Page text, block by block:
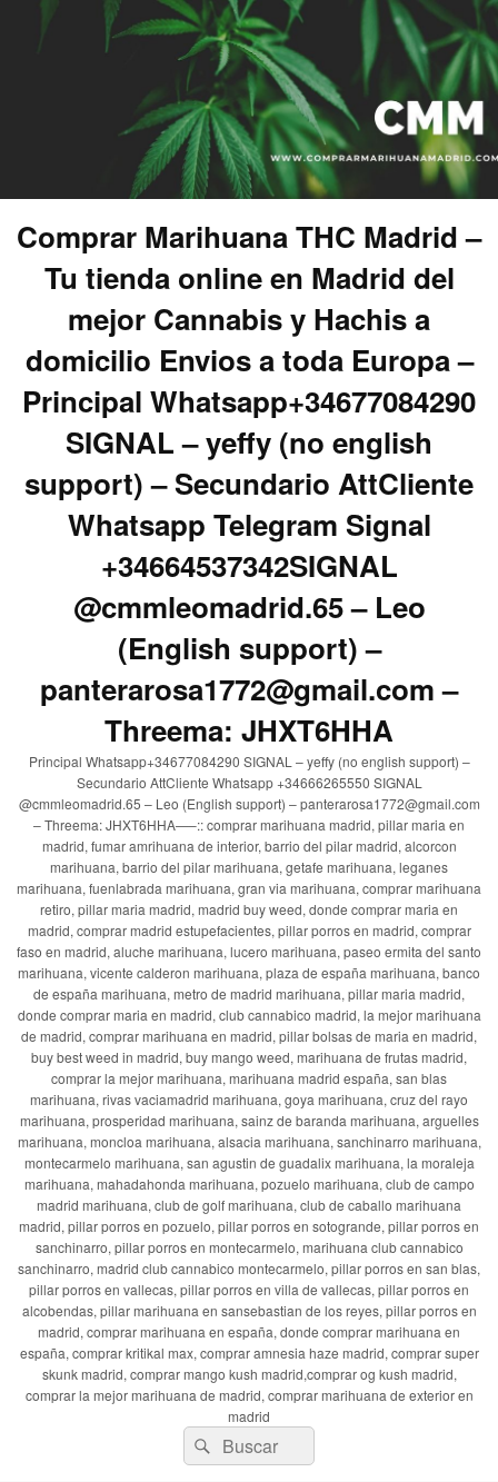
Comprar Marihuana THC Madrid –
Tu tienda online en Madrid del
mejor Cannabis y Hachis a
domicilio Envios a toda Europa –
Principal Whatsapp+34677084290
SIGNAL – yeffy (no english
support) – Secundario AttCliente
Whatsapp Telegram Signal
+34664537342SIGNAL
@cmmleomadrid.65 – Leo
(English support) –
panterarosa1772@gmail.com –
Threema: JHXT6HHA
Principal Whatsapp+34677084290 SIGNAL – yeffy (no english support) –
Secundario AttCliente Whatsapp +34666265550 SIGNAL
@cmmleomadrid.65 – Leo (English support) – panterarosa1772@gmail.com
– Threema: JHXT6HHA—–:: comprar marihuana madrid, pillar maria en
madrid, fumar amrihuana de interior, barrio del pilar madrid, alcorcon
marihuana, barrio del pilar marihuana, getafe marihuana, leganes
marihuana, fuenlabrada marihuana, gran via marihuana, comprar marihuana
retiro, pillar maria madrid, madrid buy weed, donde comprar maria en
madrid, comprar madrid estupefacientes, pillar porros en madrid, comprar
faso en madrid, aluche marihuana, lucero marihuana, paseo ermita del santo
marihuana, vicente calderon marihuana, plaza de españa marihuana, banco
de españa marihuana, metro de madrid marihuana, pillar maria madrid,
donde comprar maria en madrid, club cannabico madrid, la mejor marihuana
de madrid, comprar marihuana en madrid, pillar bolsas de maria en madrid,
buy best weed in madrid, buy mango weed, marihuana de frutas madrid,
comprar la mejor marihuana, marihuana madrid españa, san blas
marihuana, rivas vaciamadrid marihuana, goya marihuana, cruz del rayo
marihuana, prosperidad marihuana, sainz de baranda marihuana, arguelles
marihuana, moncloa marihuana, alsacia marihuana, sanchinarro marihuana,
montecarmelo marihuana, san agustin de guadalix marihuana, la moraleja
marihuana, mahadahonda marihuana, pozuelo marihuana, club de campo
madrid marihuana, club de golf marihuana, club de caballo marihuana
madrid, pillar porros en pozuelo, pillar porros en sotogrande, pillar porros en
sanchinarro, pillar porros en montecarmelo, marihuana club cannabico
sanchinarro, madrid club cannabico montecarmelo, pillar porros en san blas,
pillar porros en vallecas, pillar porros en villa de vallecas, pillar porros en
alcobendas, pillar marihuana en sansebastian de los reyes, pillar porros en
madrid, comprar marihuana en españa, donde comprar marihuana en
españa, comprar kritikal max, comprar amnesia haze madrid, comprar super
skunk madrid, comprar mango kush madrid,comprar og kush madrid,
comprar la mejor marihuana de madrid, comprar marihuana de exterior en
madrid
Buscar
por:
Buscar